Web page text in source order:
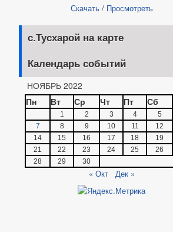
Скачать/ Просмотреть
с.Тусхарой на карте
Календарь событий
НОЯБРЬ 2022
Пн
Вт Ср Чт Пт Сб
1 2 3 4 5
7
8 9 10 11 12
14
15 16 17 18 19
21
22 23 24 25 26
28
29 30
« Окт Дек »